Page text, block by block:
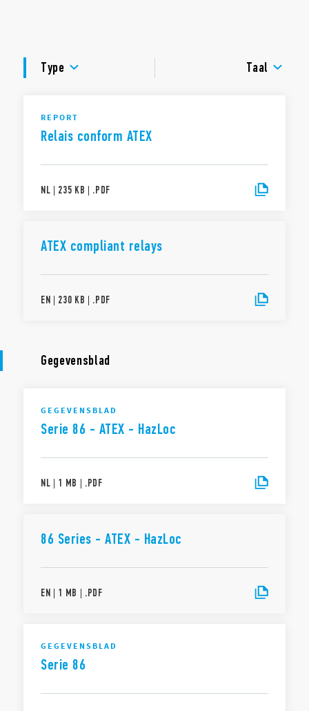
GOEDKEURINGEN
VIDEO
Type Taal
REPORT
Relais conform ATEX
NL | 235 KB | .PDF
ATEX compliant relays
EN | 230 KB | .PDF
Gegevensblad
GEGEVENSBLAD
Serie 86 - ATEX - HazLoc
NL | 1 MB | .PDF
86 Series - ATEX - HazLoc
EN | 1 MB | .PDF
GEGEVENSBLAD
Serie 86